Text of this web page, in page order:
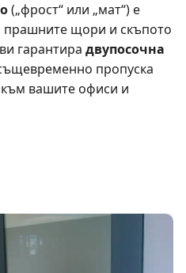
(„фрост“ или „мат“) е
прашните щори и скъпото
гарантира двупосочна
пропуска
към вашите офиси и